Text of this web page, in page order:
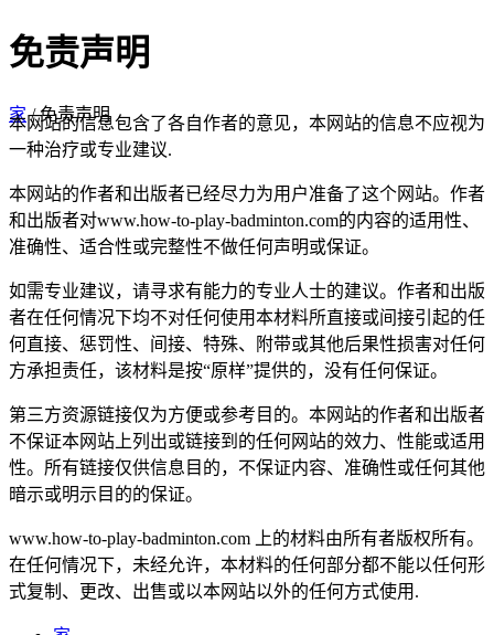
免责声明
家 / 免责声明
本网站的信息包含了各自作者的意见，本网站的信息不应视为
一种治疗或专业建议.
本网站的作者和出版者已经尽力为用户准备了这个网站。作者
和出版者对www.how-to-play-badminton.com的内容的适用性、
准确性、适合性或完整性不做任何声明或保证。
如需专业建议，请寻求有能力的专业人士的建议。作者和出版
者在任何情况下均不对任何使用本材料所直接或间接引起的任
何直接、惩罚性、间接、特殊、附带或其他后果性损害对任何
方承担责任，该材料是按“原样”提供的，没有任何保证。
第三方资源链接仅为方便或参考目的。本网站的作者和出版者
不保证本网站上列出或链接到的任何网站的效力、性能或适用
性。所有链接仅供信息目的，不保证内容、准确性或任何其他
暗示或明示目的的保证。
www.how-to-play-badminton.com 上的材料由所有者版权所有。
在任何情况下，未经允许，本材料的任何部分都不能以任何形
式复制、更改、出售或以本网站以外的任何方式使用.